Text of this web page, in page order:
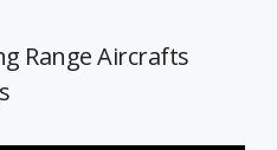
Range Aircrafts